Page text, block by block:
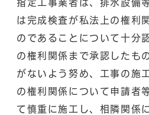
指定工事業者は、排水設備
は完成検査が私法上の権利
のであることについて十分
の権利関係まで承認したも
がないよう努め、工事の施
の権利関係について申請者
て慎重に施工し、相隣関係